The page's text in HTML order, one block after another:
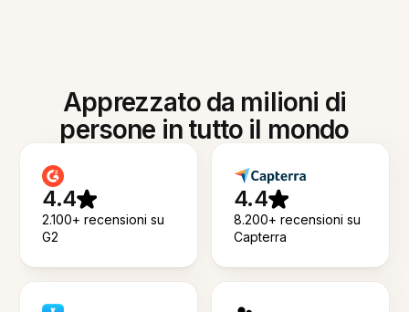
Apprezzato da milioni di
persone in tutto il mondo
4.4
2.100+ recensioni su
G2
4.4
8.200+ recensioni su
Capterra